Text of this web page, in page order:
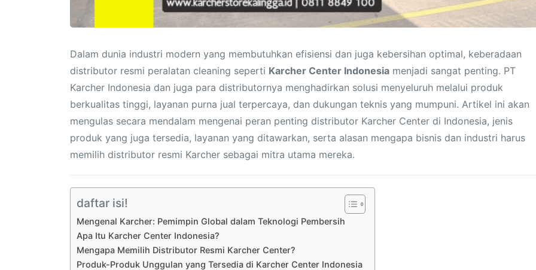
Dalam dunia industri modern yang membutuhkan efisiensi dan juga kebersihan optimal, keberadaan
distributor resmi peralatan cleaning seperti Karcher Center Indonesia menjadi sangat penting. PT
Karcher Indonesia dan juga para distributornya menghadirkan solusi menyeluruh melalui produk
berkualitas tinggi, layanan purna jual terpercaya, dan dukungan teknis yang mumpuni. Artikel ini akan
mengulas secara mendalam mengenai peran penting distributor Karcher Center di Indonesia, jenis
produk yang juga tersedia, layanan yang ditawarkan, serta alasan mengapa bisnis dan industri harus
memilih distributor resmi Karcher sebagai mitra utama mereka.
daftar isi!
Mengenal Karcher: Pemimpin Global dalam Teknologi Pembersih
Apa Itu Karcher Center Indonesia?
Mengapa Memilih Distributor Resmi Karcher Center?
Produk-Produk Unggulan yang Tersedia di Karcher Center Indonesia